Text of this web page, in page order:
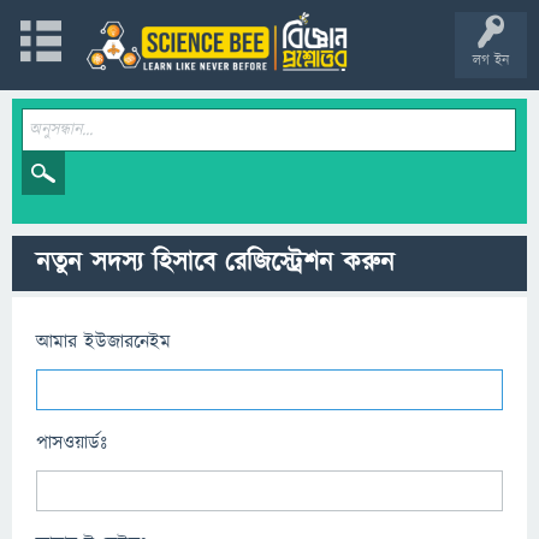
লগ ইন
নতুন সদস্য হিসাবে রেজিস্ট্রেশন করুন
আমার ইউজারনেইম
পাসওয়ার্ডঃ